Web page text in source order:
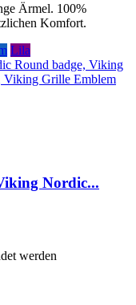
Ärmel. 100%
Komfort.
Lila
Nordic...
werden